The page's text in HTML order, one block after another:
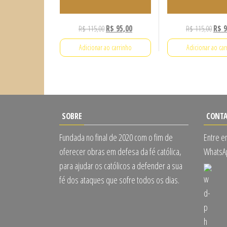
R$115,00O
preço
original
R$ 95,00O
preço
Adicionar ao carrinho
R$115,00O
R$
Adicionar ao
SOBRE
Fundada no final de 2020 com o fim de
oferecer obras em defesa da fé católica,
para ajudar os católicos a defender a sua
fé dos ataques que sofre todos os dias.
Entre